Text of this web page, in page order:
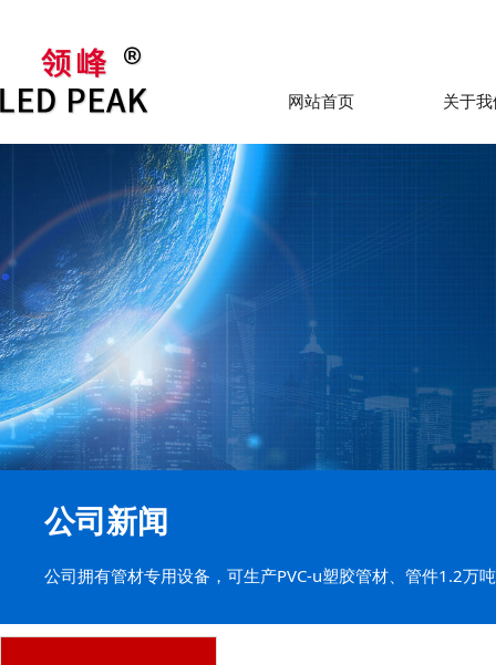
网站首页 关于
公司新闻
公司拥有管材专用设备，可生产PVC-u塑胶管材、管件1.2万